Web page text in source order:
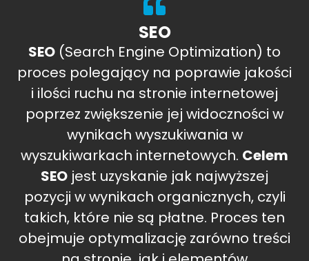
SEO
SEO (Search Engine Optimization) to
proces polegający na poprawie jakości
i ilości ruchu na stronie internetowej
poprzez zwiększenie jej widoczności w
wynikach wyszukiwania w
wyszukiwarkach internetowych. Celem
SEO jest uzyskanie jak najwyższej
pozycji w wynikach organicznych, czyli
takich, które nie są płatne. Proces ten
obejmuje optymalizację zarówno treści